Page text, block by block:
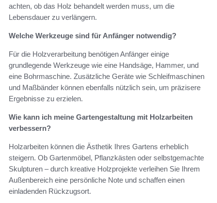
achten, ob das Holz behandelt werden muss, um die
Lebensdauer zu verlängern.
Welche Werkzeuge sind für Anfänger notwendig?
Für die Holzverarbeitung benötigen Anfänger einige
grundlegende Werkzeuge wie eine Handsäge, Hammer, und
eine Bohrmaschine. Zusätzliche Geräte wie Schleifmaschinen
und Maßbänder können ebenfalls nützlich sein, um präzisere
Ergebnisse zu erzielen.
Wie kann ich meine Gartengestaltung mit Holzarbeiten
verbessern?
Holzarbeiten können die Ästhetik Ihres Gartens erheblich
steigern. Ob Gartenmöbel, Pflanzkästen oder selbstgemachte
Skulpturen – durch kreative Holzprojekte verleihen Sie Ihrem
Außenbereich eine persönliche Note und schaffen einen
einladenden Rückzugsort.